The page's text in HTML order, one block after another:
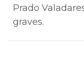
Prado
graves.